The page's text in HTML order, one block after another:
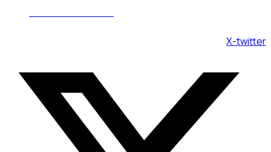
X-twitter